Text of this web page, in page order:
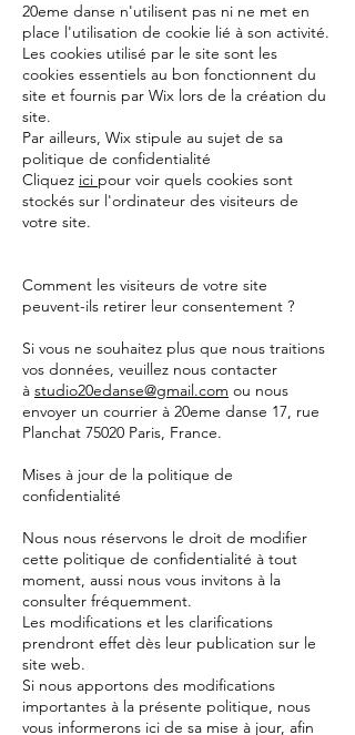
20eme danse n'utilisent pas ni ne met en
place l'utilisation de cookie lié à son activité.
Les cookies utilisé par le site sont les
cookies essentiels au bon fonctionnent du
site et fournis par Wix lors de la création du
site.
Par ailleurs, Wix stipule au sujet de sa
politique de confidentialité
Cliquez ici pour voir quels cookies sont
stockés sur l'ordinateur des visiteurs de
votre site.
Comment les visiteurs de votre site
peuvent-ils retirer leur consentement ?
Si vous ne souhaitez plus que nous traitions
vos données, veuillez nous contacter
à studio20edanse@gmail.com ou nous
envoyer un courrier à 20eme danse 17, rue
Planchat 75020 Paris, France.
Mises à jour de la politique de
confidentialité
Nous nous réservons le droit de modifier
cette politique de confidentialité à tout
moment, aussi nous vous invitons à la
consulter fréquemment.
Les modifications et les clarifications
prendront effet dès leur publication sur le
site web.
Si nous apportons des modifications
importantes à la présente politique, nous
vous informerons ici de sa mise à jour, afin